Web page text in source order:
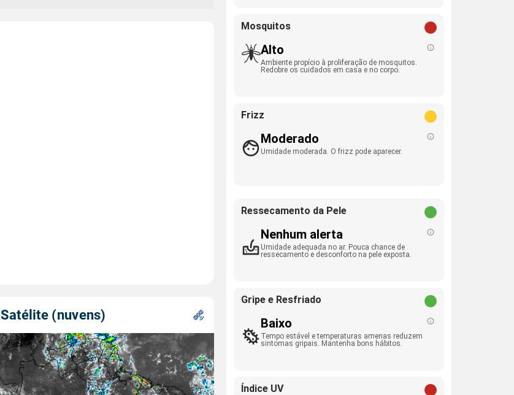
Satélite (nuvens)
Mosquitos
Alto
Ambiente propício à proliferação de mosquitos.
Redobre os cuidados em casa e no corpo.
Frizz
Moderado
Umidade moderada. O frizz pode aparecer.
Ressecamento da Pele
Nenhum alerta
Umidade adequada no ar. Pouca chance de
ressecamento e desconforto na pele exposta.
Gripe e Resfriado
Baixo
Tempo estável e temperaturas amenas reduzem
sintomas gripais. Mantenha bons hábitos.
Índice UV